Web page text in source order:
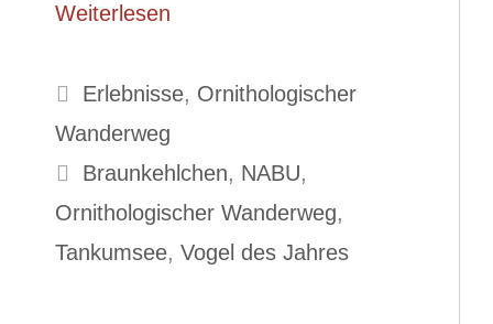
Weiterlesen
Kategorien
Erlebnisse, Ornithologischer
Wanderweg
Schlagwörter
Braunkehlchen, NABU,
Ornithologischer Wanderweg,
Tankumsee, Vogel des Jahres